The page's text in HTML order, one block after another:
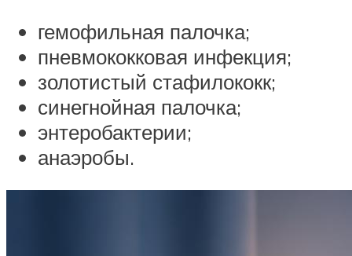
гемофильная палочка;
пневмококковая инфекция;
золотистый стафилококк;
синегнойная палочка;
энтеробактерии;
анаэробы.